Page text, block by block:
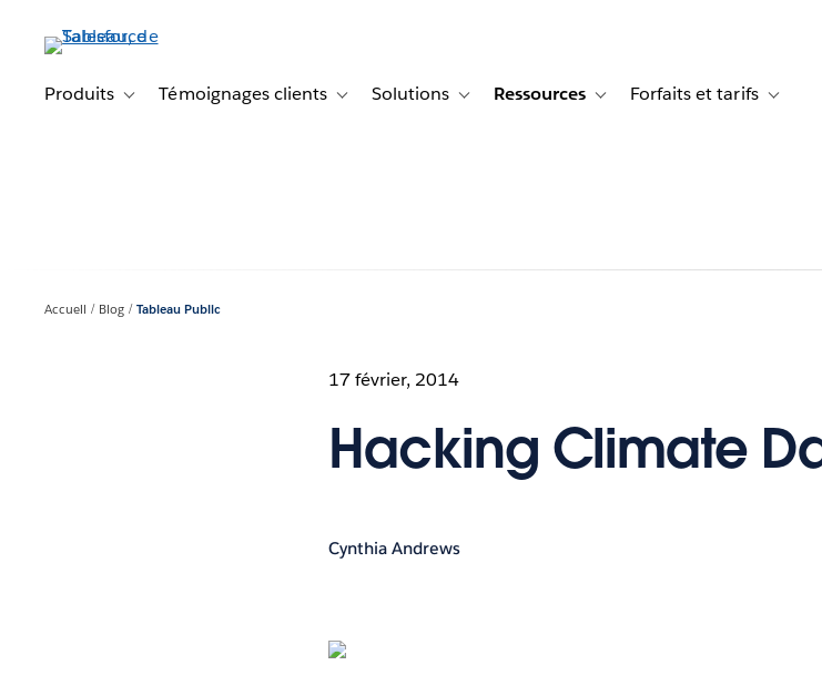
principalProduits Toggle sub-navigation for Produits
Témoignages clients Toggle sub-navigation for Témoignages clients
Solutions Toggle sub-navigation for Solutions
Ressources Toggle sub-navigation for
Forfaits et tarifs Toggle
Accueil Blog Tableau Public
17 février, 2014
Hacking Climate
Cynthia Andrews